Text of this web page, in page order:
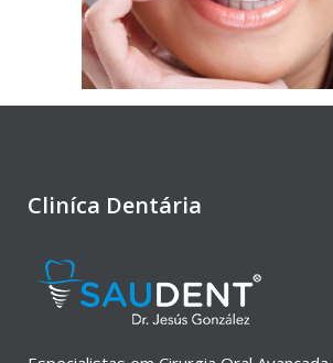
Cliníca Dentária